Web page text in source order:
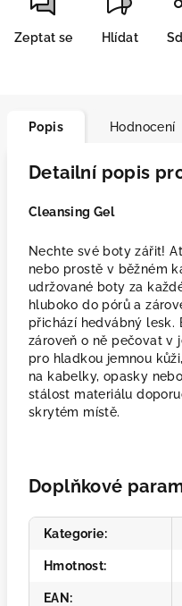
Zeptat se Hlídat
Popis Hodnocení
Detailní popis
Cleansing Gel
Nechte své boty zářit!
nebo prostě v běžném
udržované boty za
hluboko do pórů a
přichází hedvábný
zároveň o ně pečovat v
pro hladkou jemnou
na kabelky, opasky
stálost materiálu
skrytém místě.
Doplňkové
Kategorie:
Hmotnost:
EAN :